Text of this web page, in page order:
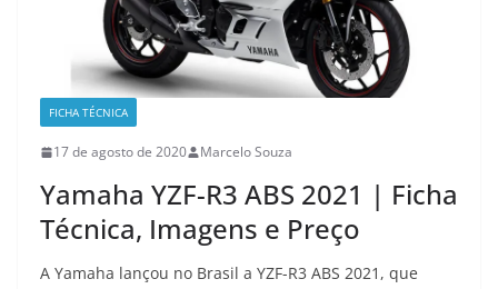
FICHA TÉCNICA
17 de agosto de 2020 Marcelo Souza
Yamaha YZF-R3 ABS 2021 | Ficha
Técnica, Imagens e Preço
A Yamaha lançou no Brasil a YZF-R3 ABS 2021, que